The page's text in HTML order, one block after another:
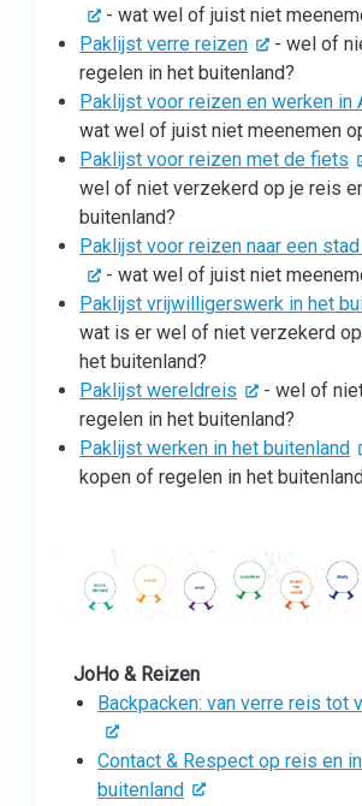
- wat wel of juist niet
Paklijst verre reizen
- wel of
regelen in het buitenland?
Paklijst voor reizen en werken in
wat wel of juist niet meenemen
Paklijst voor reizen met de fiets
wel of niet verzekerd op je reis
buitenland?
Paklijst voor reizen naar een
- wat wel of juist niet
Paklijst vrijwilligerswerk in het
wat is er wel of niet verzekerd
het buitenland?
Paklijst wereldreis
- wel of
regelen in het buitenland?
Paklijst werken in het buitenland
kopen of regelen in het
JoHo & Reizen
Backpacken: van verre reis tot
Contact & Respect op reis en
buitenland